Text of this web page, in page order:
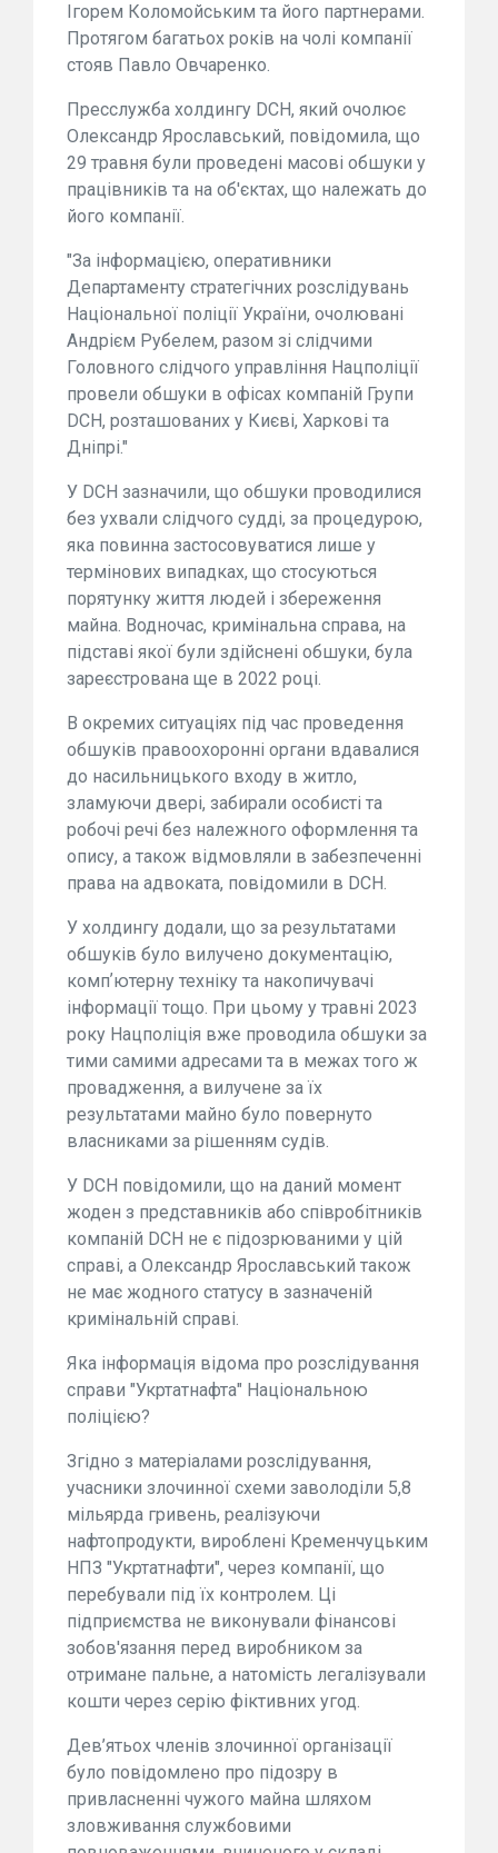
Ігорем Коломойським та його партнерами.
Протягом багатьох років на чолі компанії
стояв Павло Овчаренко.
Пресслужба холдингу DCH, який очолює
Олександр Ярославський, повідомила, що
29 травня були проведені масові обшуки у
працівників та на об'єктах, що належать до
його компанії.
"За інформацією, оперативники
Департаменту стратегічних розслідувань
Національної поліції України, очолювані
Андрієм Рубелем, разом зі слідчими
Головного слідчого управління Нацполіції
провели обшуки в офісах компаній Групи
DCH, розташованих у Києві, Харкові та
Дніпрі."
У DCH зазначили, що обшуки проводилися
без ухвали слідчого судді, за процедурою,
яка повинна застосовуватися лише у
термінових випадках, що стосуються
порятунку життя людей і збереження
майна. Водночас, кримінальна справа, на
підставі якої були здійснені обшуки, була
зареєстрована ще в 2022 році.
В окремих ситуаціях під час проведення
обшуків правоохоронні органи вдавалися
до насильницького входу в житло,
зламуючи двері, забирали особисті та
робочі речі без належного оформлення та
опису, а також відмовляли в забезпеченні
права на адвоката, повідомили в DCH.
У холдингу додали, що за результатами
обшуків було вилучено документацію,
компʼютерну техніку та накопичувачі
інформації тощо. При цьому у травні 2023
року Нацполіція вже проводила обшуки за
тими самими адресами та в межах того ж
провадження, а вилучене за їх
результатами майно було повернуто
власниками за рішенням судів.
У DCH повідомили, що на даний момент
жоден з представників або співробітників
компаній DCH не є підозрюваними у цій
справі, а Олександр Ярославський також
не має жодного статусу в зазначеній
кримінальній справі.
Яка інформація відома про розслідування
справи "Укртатнафта" Національною
поліцією?
Згідно з матеріалами розслідування,
учасники злочинної схеми заволоділи 5,8
мільярда гривень, реалізуючи
нафтопродукти, вироблені Кременчуцьким
НПЗ "Укртатнафти", через компанії, що
перебували під їх контролем. Ці
підприємства не виконували фінансові
зобов'язання перед виробником за
отримане пальне, а натомість легалізували
кошти через серію фіктивних угод.
Дев’ятьох членів злочинної організації
було повідомлено про підозру в
привласненні чужого майна шляхом
зловживання службовими